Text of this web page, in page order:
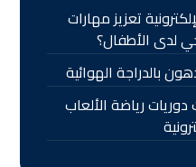
تعزيز مهارات
لدى الأطفال؟
بالدراجة الهوائية
رياضة الألعاب